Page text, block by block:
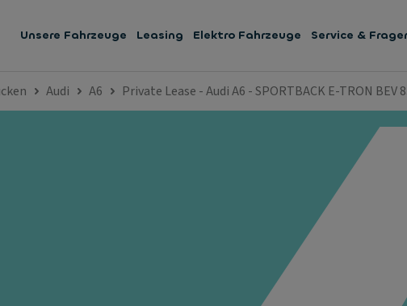
Unsere Fahrzeuge Leasing Elektro Fahrzeuge Service &
Audi A6 Private Lease - Audi A6 - SPORTBACK E-TRON BEV